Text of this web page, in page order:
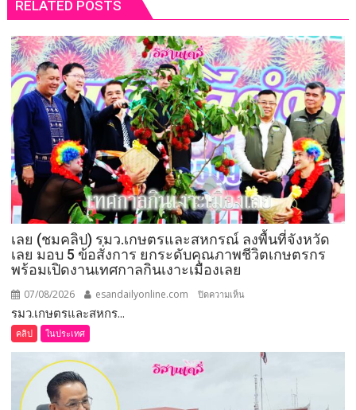
RELATED POSTS
เลย (ชมคลิป) รมว.เกษตรและสหกรณ์ ลงพื้นที่จังหวัด
เลย มอบ 5 ข้อสั่งการ ยกระดับคุณภาพชีวิตเกษตรกร
พร้อมเปิดงานเทศกาลกินเงาะเมืองเลย
07/08/2026 esandailyonline.com ปิดความเห็น
รมว.เกษตร
และ
สหกรณ์
รมว.เกษตรและสหกร...
คลิป ในประเทศ